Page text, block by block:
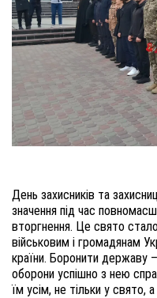
День захисників та
значення під час
вторгнення. Це свято
військовим і громадянам
країни. Боронити державу
оборони успішно з нею
їм усім, не тільки у свято,